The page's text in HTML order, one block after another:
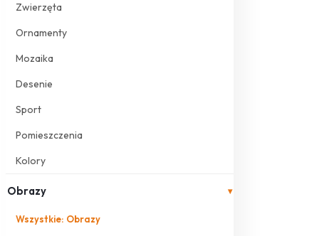
Zwierzęta
Ornamenty
Mozaika
Desenie
Sport
Pomieszczenia
Kolory
Obrazy ▾
Wszystkie: Obrazy